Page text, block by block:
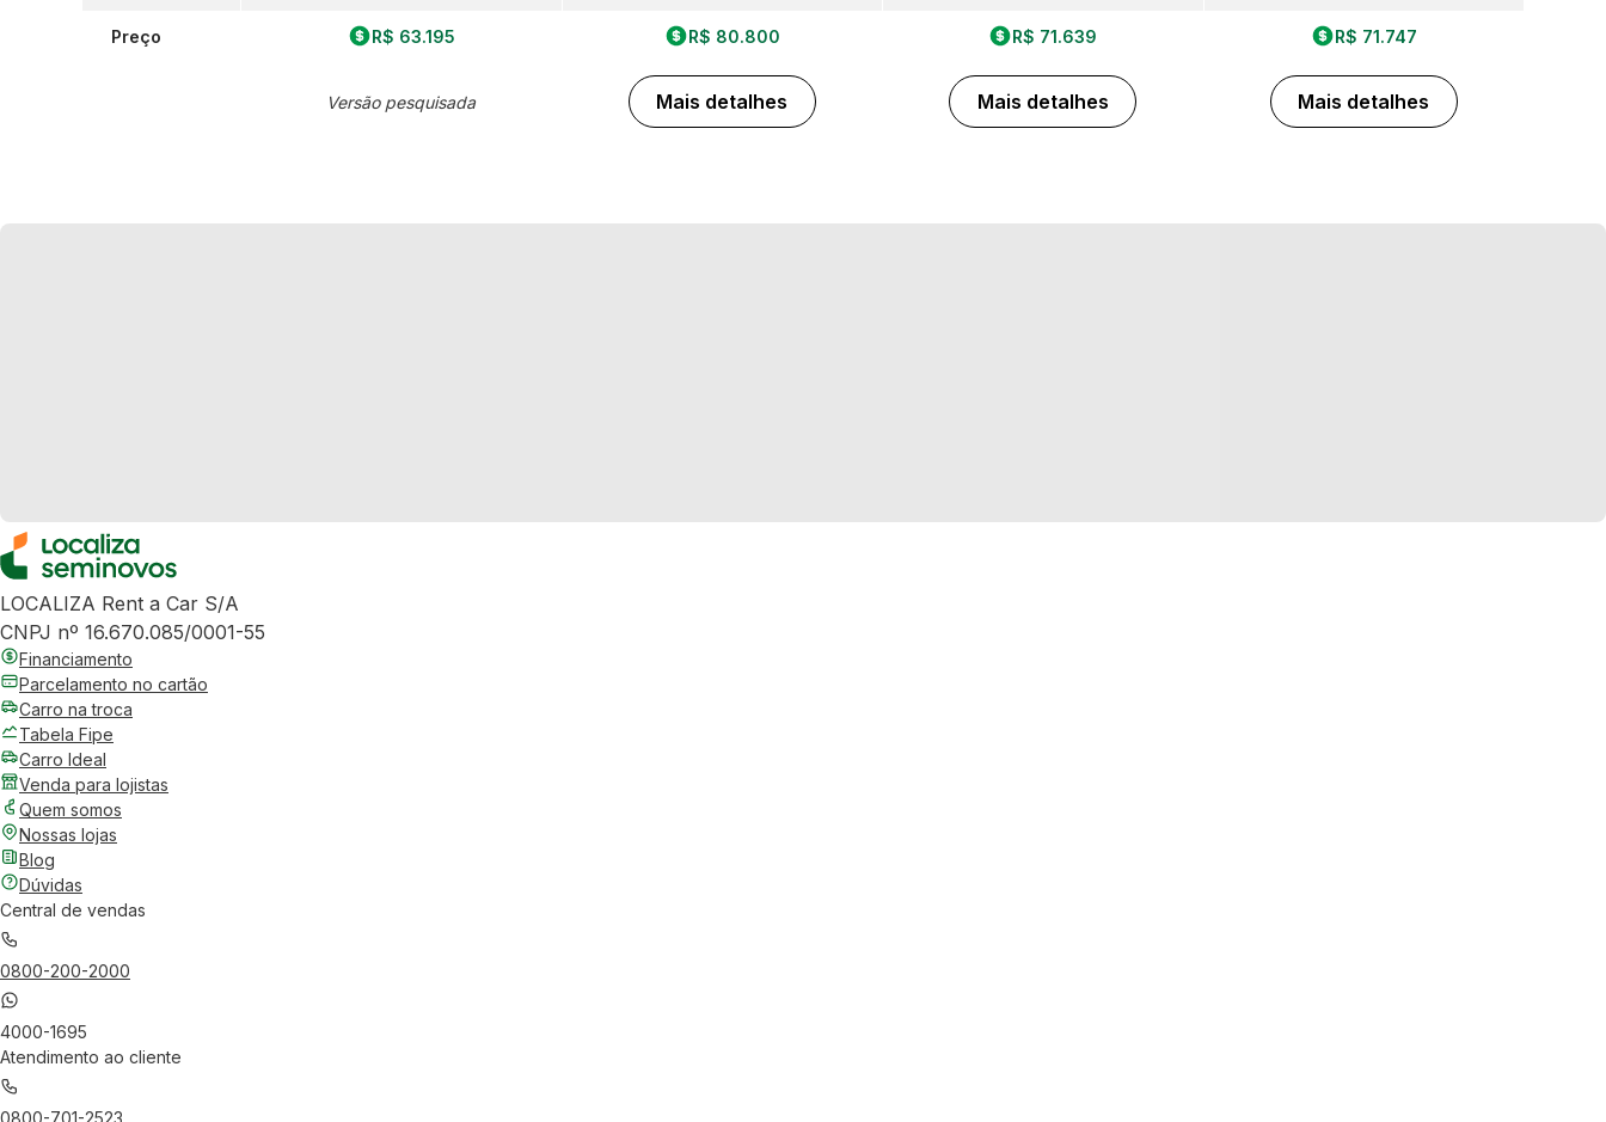
Preço R$ 63.195
Versão pesquisada
R$ 80.800
Mais detalhes
R$ 71.639
Mais detalhes
R$ 71.747
Mais detalhes
LOCALIZA Rent a Car S/A
CNPJ nº 16.670.085/0001-55
Financiamento
Parcelamento no cartão
Carro na troca
Tabela Fipe
Carro Ideal
Venda para lojistas
Quem somos
Nossas lojas
Blog
Dúvidas
Central de vendas
0800-200-2000
4000-1695
Atendimento ao cliente
0800-701-2523